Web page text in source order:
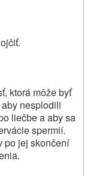
ktorá môže byť
nesplodili
liečbe a aby sa
spermií.
po jej skončení